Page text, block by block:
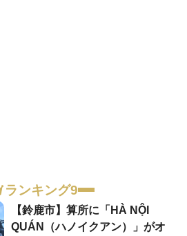
ランキング9
【鈴鹿市】算所に「HÀ NỘI
QUÁN（ハノイクアン）」がオ